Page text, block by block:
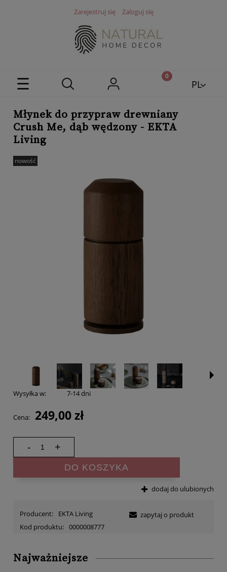
Zarejestruj się Zaloguj się
PL
Młynek do przypraw drewniany
Crush Me, dąb wędzony - EKTA
Living
nowość
Wysyłka w: 7-14 dni
Cena: 249,00 zł
- +
DO KOSZYKA
dodaj do ulubionych
Producent:
EKTA Living
Kod produktu: 0000008777
zapytaj o produkt
Najważniejsze